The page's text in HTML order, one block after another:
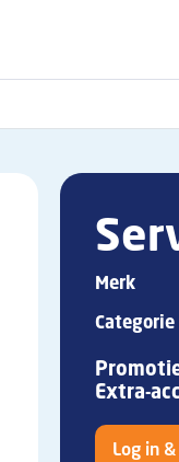
Merk
Categorie
Extra-
Log in